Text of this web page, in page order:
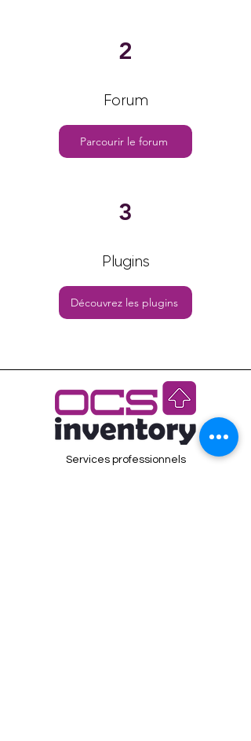
2
Forum
Parcourir le forum
3
Plugins
Découvrez les plugins
Services professionnels